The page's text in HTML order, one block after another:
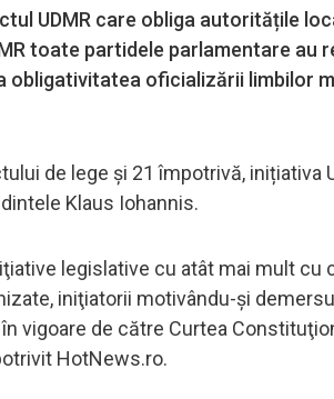
UDMR care obliga autoritățile
toate partidele parlamentare au
obligativitatea oficializării limbilor
de lege și 21 împotrivă, inițiativa
Klaus Iohannis.
legislative cu atât mai mult cu
iniţiatorii motivându-şi
vigoare de către Curtea
HotNews.ro.